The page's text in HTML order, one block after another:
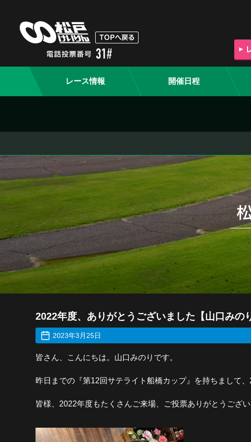
レース情報 開催日程
2022年度、ありがとうございました【山口みの
2023年3月25日
皆さん、こんにちは。山口みのりです。
昨日までの『第12回サテライト船橋カップ』を持ちまして
皆様、2022年度もたくさんご来場、ご投票ありがとうござい